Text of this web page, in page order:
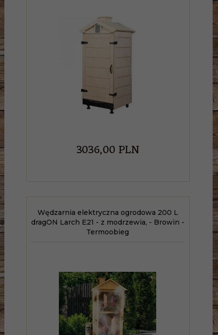
3036,00PLN
Wędzarnia elektryczna ogrodowa 200 L
dragON Larch E21 - z modrzewia, - Browin -
Termoobieg